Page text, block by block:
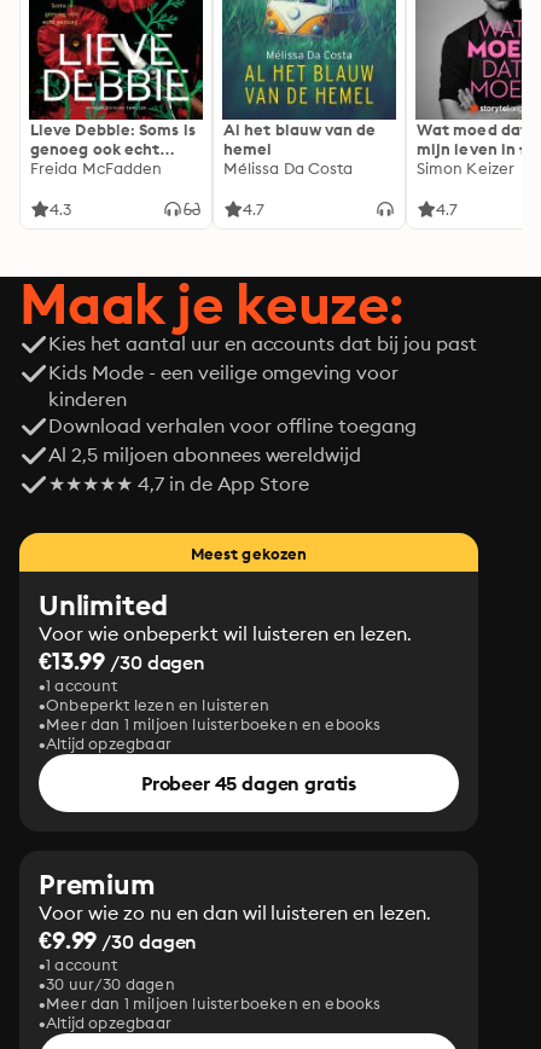
Lieve Debbie: Soms is
genoeg ook echt
genoeg...
Freida McFadden
4.3
Al het blauw van de
hemel
Mélissa Da Costa
4.7
Wat moed dat
mijn leven in
Simon Keizer
4.7
Maak je keuze:
Kies het aantal uur en accounts dat bij jou past
Kids Mode - een veilige omgeving voor
kinderen
Download verhalen voor offline toegang
Al 2,5 miljoen abonnees wereldwijd
★★★★★ 4,7 in de App Store
Meest gekozen
Unlimited
Voor wie onbeperkt wil luisteren en lezen.
€13.99 /30 dagen
1 account
Onbeperkt lezen en luisteren
Meer dan 1 miljoen luisterboeken en ebooks
Altijd opzegbaar
Probeer 45 dagen gratis
Premium
Voor wie zo nu en dan wil luisteren en lezen.
€9.99 /30 dagen
1 account
30 uur/30 dagen
Meer dan 1 miljoen luisterboeken en ebooks
Altijd opzegbaar